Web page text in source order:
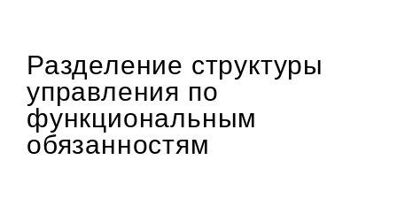
Разделение структуры
управления по
функциональным
обязанностям